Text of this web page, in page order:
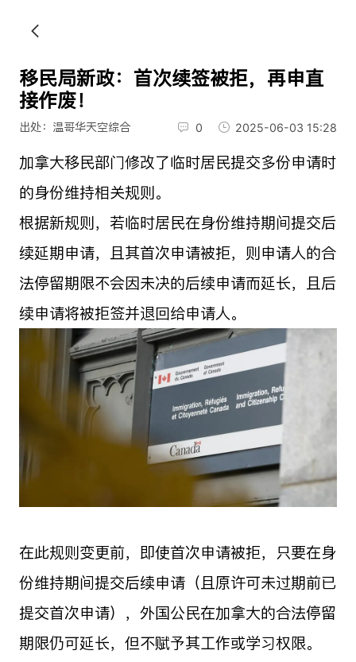
移民局新政：首次续签被拒，再申直
接作废！
出处：温哥华天空综合 0 2025-06-03 15:28
加拿大移民部门修改了临时居民提交多份申请时
的身份维持相关规则。
根据新规则，若临时居民在身份维持期间提交后
续延期申请，且其首次申请被拒，则申请人的合
法停留期限不会因未决的后续申请而延长，且后
续申请将被拒签并退回给申请人。
在此规则变更前，即使首次申请被拒，只要在身
份维持期间提交后续申请（且原许可未过期前已
提交首次申请），外国公民在加拿大的合法停留
期限仍可延长，但不赋予其工作或学习权限。